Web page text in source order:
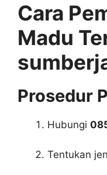
Cara
Madu
Prosedur
Hubungi
Tentukan